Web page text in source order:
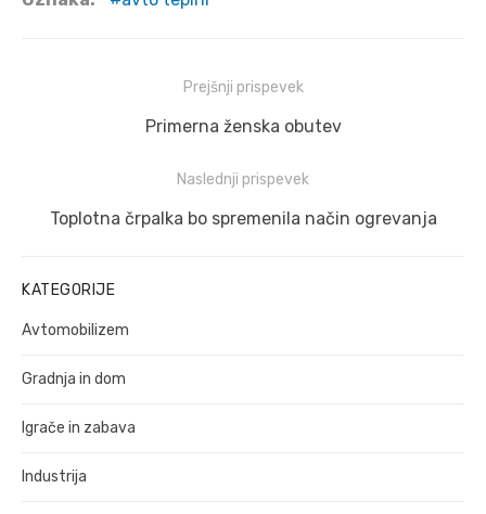
Prejšnji prispevek
Prejšnji
Primerna ženska obutev
Naslednji prispevek
Naslednji
Toplotna črpalka bo spremenila način ogrevanja
KATEGORIJE
Avtomobilizem
Gradnja in dom
Igrače in zabava
Industrija